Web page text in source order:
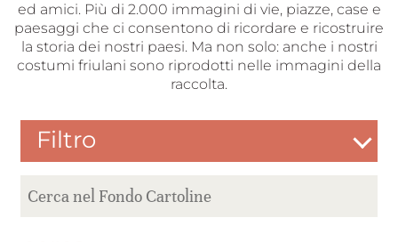
ed amici. Più di 2.000 immagini di vie, piazze, case e
paesaggi che ci consentono di ricordare e ricostruire
la storia dei nostri paesi. Ma non solo: anche i nostri
costumi friulani sono riprodotti nelle immagini della
raccolta.
Filtro